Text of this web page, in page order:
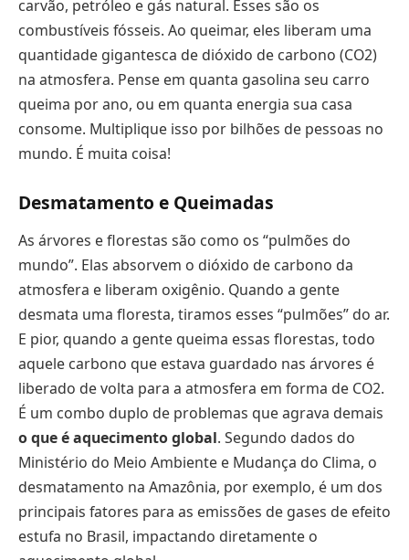
carvão, petróleo e gás natural. Esses são os
combustíveis fósseis. Ao queimar, eles liberam uma
quantidade gigantesca de dióxido de carbono (CO2)
na atmosfera. Pense em quanta gasolina seu carro
queima por ano, ou em quanta energia sua casa
consome. Multiplique isso por bilhões de pessoas no
mundo. É muita coisa!
Desmatamento e Queimadas
As árvores e florestas são como os “pulmões do
mundo”. Elas absorvem o dióxido de carbono da
atmosfera e liberam oxigênio. Quando a gente
desmata uma floresta, tiramos esses “pulmões” do ar.
E pior, quando a gente queima essas florestas, todo
aquele carbono que estava guardado nas árvores é
liberado de volta para a atmosfera em forma de CO2.
É um combo duplo de problemas que agrava demais
o que é aquecimento global. Segundo dados do
Ministério do Meio Ambiente e Mudança do Clima, o
desmatamento na Amazônia, por exemplo, é um dos
principais fatores para as emissões de gases de efeito
estufa no Brasil, impactando diretamente o